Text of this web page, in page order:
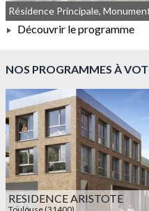
À PARTIR DE 266 900,00 €
Découvrir le programme
NOS PROGRAMMES À
RESIDENCE ARISTOTE